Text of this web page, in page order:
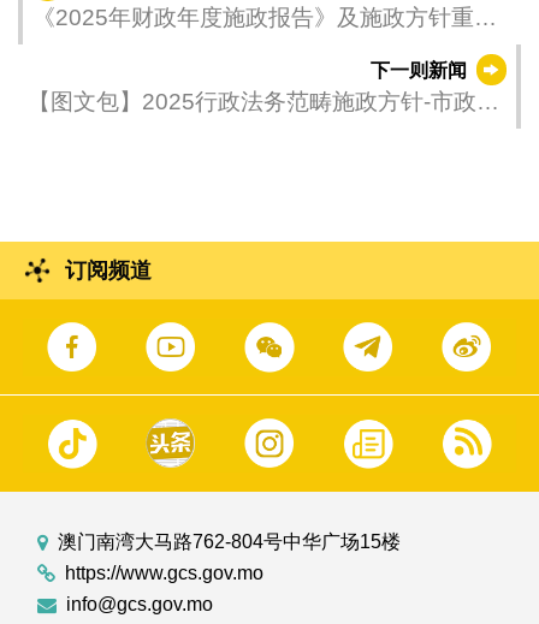
《2025年财政年度施政报告》及施政方针重点
下一则新闻
【图文包】2025行政法务范畴施政方针-市政工
订阅频道
澳门南湾大马路762-804号中华广场15楼
https://www.gcs.gov.mo
info@gcs.gov.mo